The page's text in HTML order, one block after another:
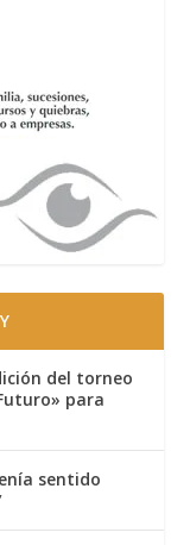
del torneo
para
sentido